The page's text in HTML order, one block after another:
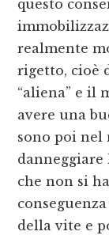
questo
realmente
rigetto, cioè
“aliena” e il
avere una
sono poi nel
che non si
della vite e